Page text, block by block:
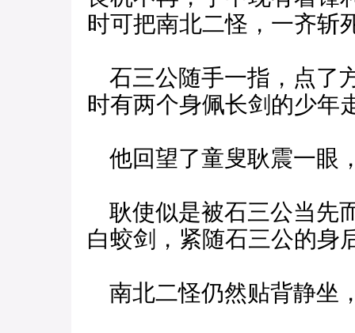
时可把南北二怪，一齐斩
石三公随手一指，点了
时有两个身佩长剑的少年
他回望了童叟耿震一眼
耿使似是被石三公当先
白蛟剑，紧随石三公的身
南北二怪仍然贴背静坐